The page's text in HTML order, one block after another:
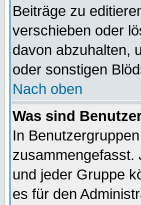
Beiträge zu
verschieben oder
davon abzuhalten,
oder sonstigen
Nach oben
Was sind
In
zusammengefasst.
und jeder Gruppe
es für den